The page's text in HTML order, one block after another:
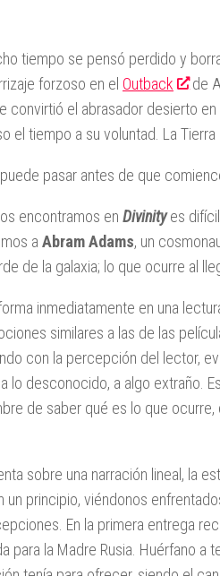
tiempo se pensó perdido y
forzoso en el Outback
de
convirtió el abrasador desierto
el tiempo a su voluntad. La
pasar antes de que
encontramos en Divinityes difícil
a Abram Adams, un
de la galaxia; lo que ocurre al
inmediatamente en una
similares a las de las
con la percepción del lector,
lo desconocido, a algo extraño.
de saber qué es lo que
sobre una narración lineal, la
un principio, viéndonos
En la primera entrega
para la Madre Rusia. Huérfano